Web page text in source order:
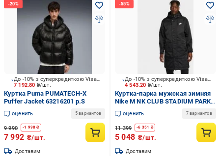
7 192.80 ₴/шт.
До -10% з суперкредиткою Visa Вигода
Куртка Puma PUMATECH-X
Puffer Jacket 63216201 р.S
оценить 5 вариантов
9 990 -1 998 ₴
7 992 ₴/шт.
Доставим
4 543.20 ₴/шт.
До -10% з суперкредиткою Visa Вигода
Куртка-парка мужская зимняя
Nike M NK CLUB STADIUM PARKA
FB7320-010 р.M черная
оценить 7 вариантов
11 399 -6 351 ₴
5 048 ₴/шт.
Доставим